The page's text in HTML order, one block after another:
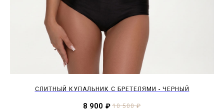
СЛИТНЫЙ КУПАЛЬНИК С БРЕТЕЛЯМИ - ЧЕРНЫЙ
8 900 ₽ 10 500 ₽